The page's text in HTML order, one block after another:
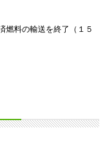
燃料の輸送を終了（１５